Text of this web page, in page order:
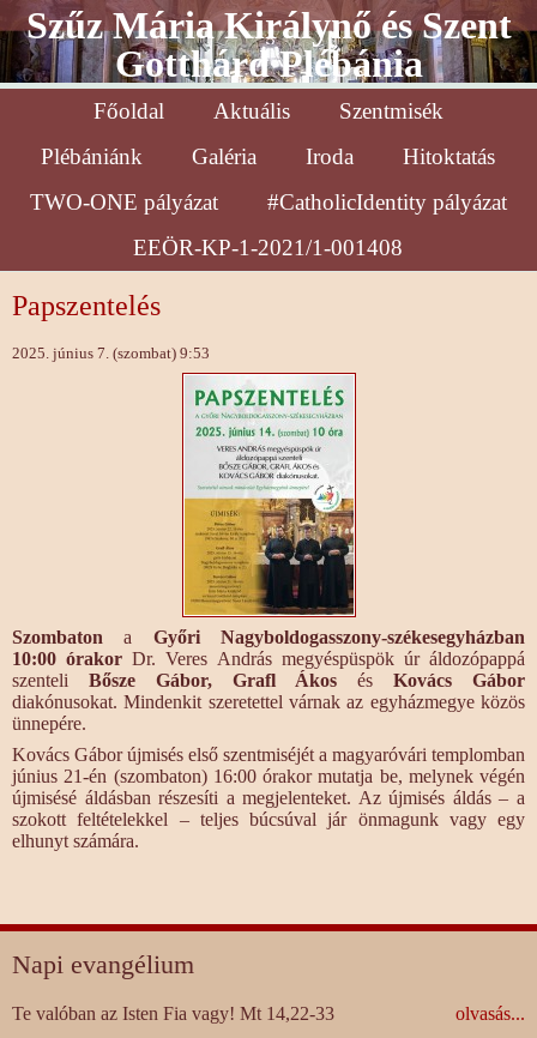
Szűz Mária Királynő és Szent
Gotthárd Plébánia
Főoldal Aktuális
Szentmisék
Plébániánk
Galéria Iroda
Hitoktatás
TWO-ONE pályázat
#CatholicIdentity pályázat
EEÖR-KP-1-2021/1-001408
Papszentelés
2025. június 7. (szombat) 9:53
Szombaton a Győri Nagyboldogasszony-székesegyházban
10:00 órakor Dr. Veres András megyéspüspök úr áldozópappá
szenteli Bősze Gábor, Grafl Ákos ésKovács Gábor
diakónusokat. Mindenkit szeretettel várnak az egyházmegye közös
ünnepére.
Kovács Gábor újmisés első szentmiséjét a magyaróvári templomban
június 21-én (szombaton) 16:00 órakor mutatja be, melynek végén
újmisésé áldásban részesíti a megjelenteket. Az újmisés áldás – a
szokott feltételekkel – teljes búcsúval jár önmagunk vagy egy
elhunyt számára.
Napi evangélium
Te valóban az Isten Fia vagy! Mt 14,22-33 olvasás...